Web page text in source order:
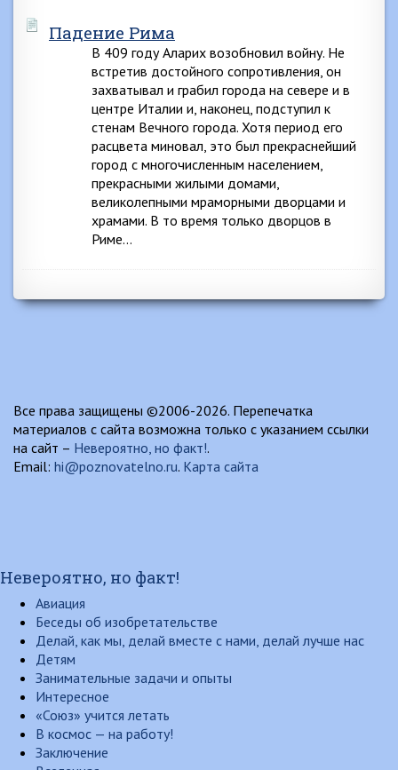
Падение Рима
В 409 году Аларих возобновил войну. Не
встретив достойного сопротивления, он
захватывал и грабил города на севере и в
центре Италии и, наконец, подступил к
стенам Вечного города. Хотя период его
расцвета миновал, это был прекраснейший
город с многочисленным населением,
прекрасными жилыми домами,
великолепными мраморными дворцами и
храмами. В то время только дворцов в
Риме…
Все права защищены ©2006-2026. Перепечатка
материалов с сайта возможна только с указанием ссылки
на сайт – Невероятно, но факт!.
Email: hi@poznovatelno.ru. Карта сайта
Невероятно, но факт!
Авиация
Беседы об изобретательстве
Делай, как мы, делай вместе с нами, делай лучше нас
Детям
Занимательные задачи и опыты
Интересное
«Союз» учится летать
В космос — на работу!
Заключение